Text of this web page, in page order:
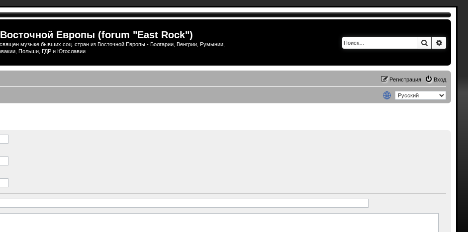
Европы (forum "East Rock")
музыке бывших соц. стран из Восточной Европы - Болгарии, Венгрии, Румынии,
Польши, ГДР и Югославии
Поиск
Вход
Регистрация